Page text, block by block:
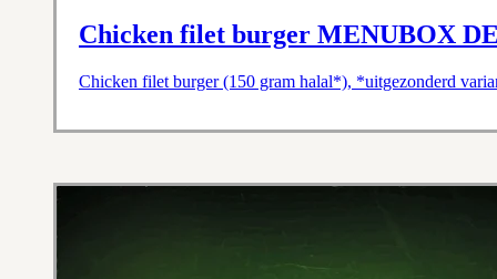
Chicken filet burger MENUBOX
Chicken filet burger (150 gram halal*), *uitgezonderd